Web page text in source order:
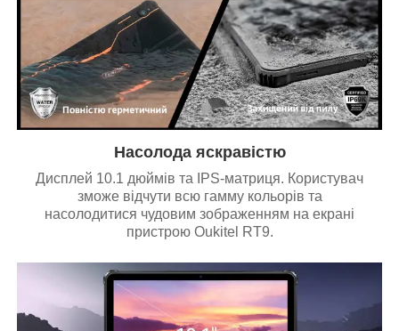
Насолода яскравістю
Дисплей 10.1 дюймів та IPS-матриця. Користувач
зможе відчути всю гамму кольорів та
насолодитися чудовим зображенням на екрані
пристрою Oukitel RT9.